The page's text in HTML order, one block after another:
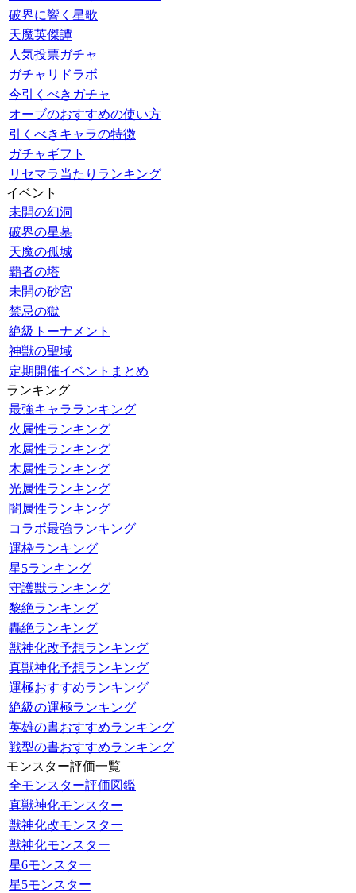
破界に響く星歌
天魔英傑譚
人気投票ガチャ
ガチャリドラボ
今引くべきガチャ
オーブのおすすめの使い方
引くべきキャラの特徴
ガチャギフト
リセマラ当たりランキング
イベント
未開の幻洞
破界の星墓
天魔の孤城
覇者の塔
未開の砂宮
禁忌の獄
絶級トーナメント
神獣の聖域
定期開催イベントまとめ
ランキング
最強キャラランキング
火属性ランキング
水属性ランキング
木属性ランキング
光属性ランキング
闇属性ランキング
コラボ最強ランキング
運枠ランキング
星5ランキング
守護獣ランキング
黎絶ランキング
轟絶ランキング
獣神化改予想ランキング
真獣神化予想ランキング
運極おすすめランキング
絶級の運極ランキング
英雄の書おすすめランキング
戦型の書おすすめランキング
モンスター評価一覧
全モンスター評価図鑑
真獣神化モンスター
獣神化改モンスター
獣神化モンスター
星6モンスター
星5モンスター